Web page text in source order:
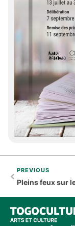
PREVIOUS